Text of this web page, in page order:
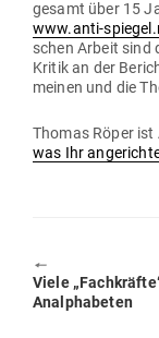
gesamt über 15
www.anti-
schen Arbeit sind
Kritik an der
meinen und die
Thomas Röper
was Ihr
🠔
Previous
post:
Viele
Analphabeten